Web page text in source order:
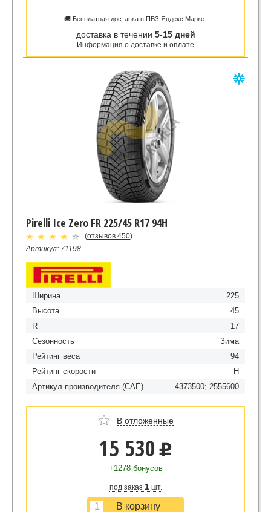
🚚 Бесплатная доставка в ПВЗ Яндекс Маркет
доставка в течении 5-15 дней
Информация о доставке и оплате
Pirelli Ice Zero FR 225/45 R17 94H
(отзывов 450)
Артикул: 71198
Ширина
225
Высота
45
R
17
Сезонность
Зима
Рейтинг веса
94
Рейтинг скорости
H
Артикул производителя (CAE)
4373500; 2555600
В отложенные
15 530 u
+1278 бонусов
под заказ 1шт.